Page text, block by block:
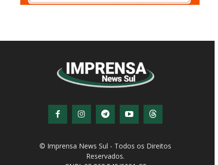
© Imprensa News Sul - Todos os Direitos
Reservados.